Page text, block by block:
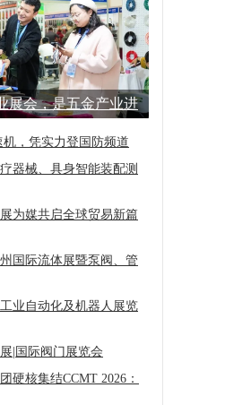
展会，是五金产业进
机，凭实力登国防频道
器械、具身智能装配测
为媒共启全球贸易新篇
国际流体展暨泵阀、管
业自动化及机器人展览
|国际阀门展览会
硬核集结CCMT 2026：